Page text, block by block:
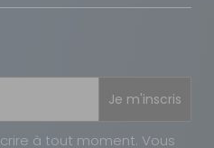
Je m'inscris
à tout moment. Vous